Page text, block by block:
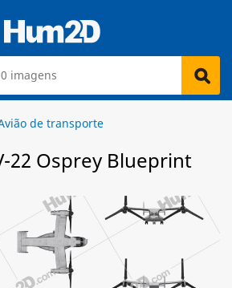
de transporte
22 Osprey Blueprint